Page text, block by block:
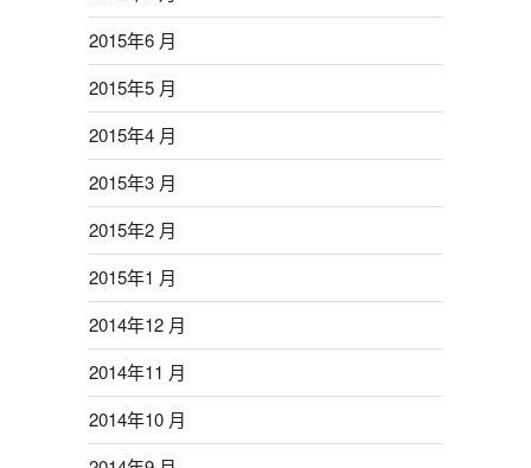
2015年6 月
2015年5 月
2015年4 月
2015年3 月
2015年2 月
2015年1 月
2014年12 月
2014年11 月
2014年10 月